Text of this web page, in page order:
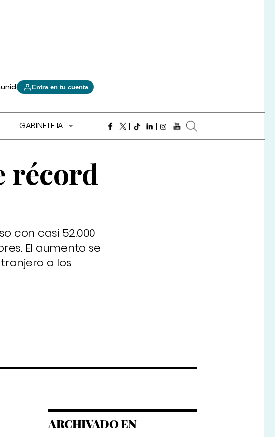
Entra en tu cuenta
GABINETE IA
récord
con casi 52.000
El aumento se
a los
ARCHIVADO EN